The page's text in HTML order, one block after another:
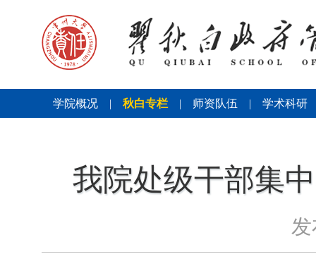
学院概况 | 秋白专栏 | 师资队伍 | 学术科研
我院处级干部集
发